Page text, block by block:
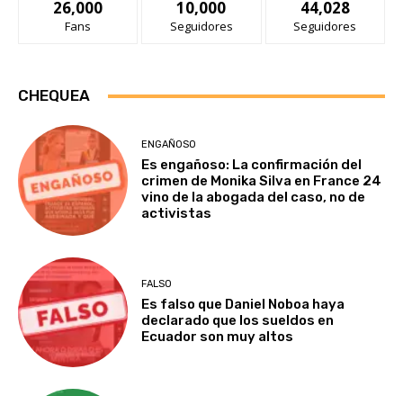
26,000
Fans
10,000
Seguidores
44,028
Seguidores
CHEQUEA
ENGAÑOSO
Es engañoso: La confirmación del
crimen de Monika Silva en France 24
vino de la abogada del caso, no de
activistas
FALSO
Es falso que Daniel Noboa haya
declarado que los sueldos en
Ecuador son muy altos